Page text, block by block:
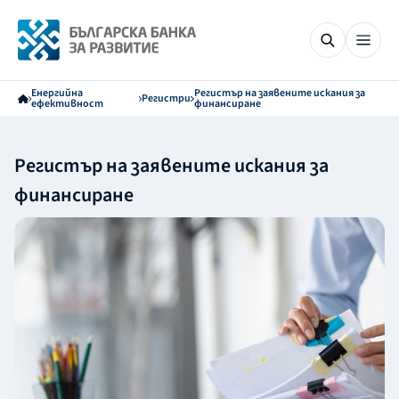
Енергийна
ефективност Регистри Регистър на заявените искания за
финансиране
Регистър на заявените искания за
финансиране